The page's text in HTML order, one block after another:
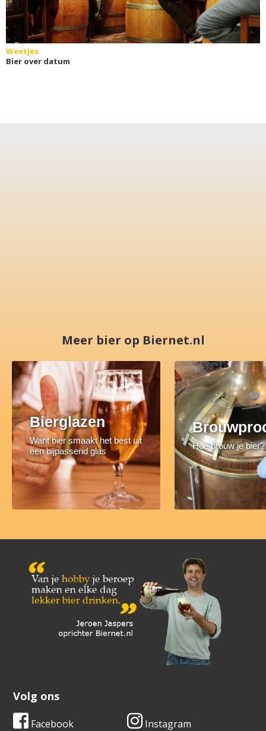
Weetjes
Bier over datum
Meer bier op Biernet.nl
Bierglazen
Want bier smaakt het best uit
een bijpassend glas
Hoe brouw je bier?
Volg ons
Facebook Instagram